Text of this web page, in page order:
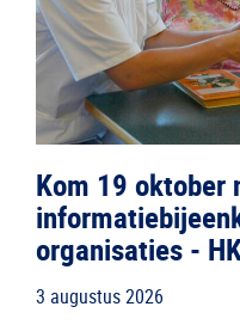
Kom 19 oktober
organisaties -
3 augustus 2026